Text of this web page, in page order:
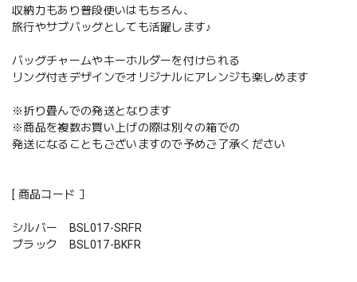
収納力もあり普段使いはもちろん、
旅行やサブバッグとしても活躍します♪
バッグチャームやキーホルダーを付けられる
リング付きデザインでオリジナルにアレンジも楽しめます
※折り畳んでの発送となります
※商品を複数お買い上げの際は別々の箱での
発送になることもございますので予めご了承ください
[ 商品コード ］
シルバー BSL017-SRFR
ブラック BSL017-BKFR